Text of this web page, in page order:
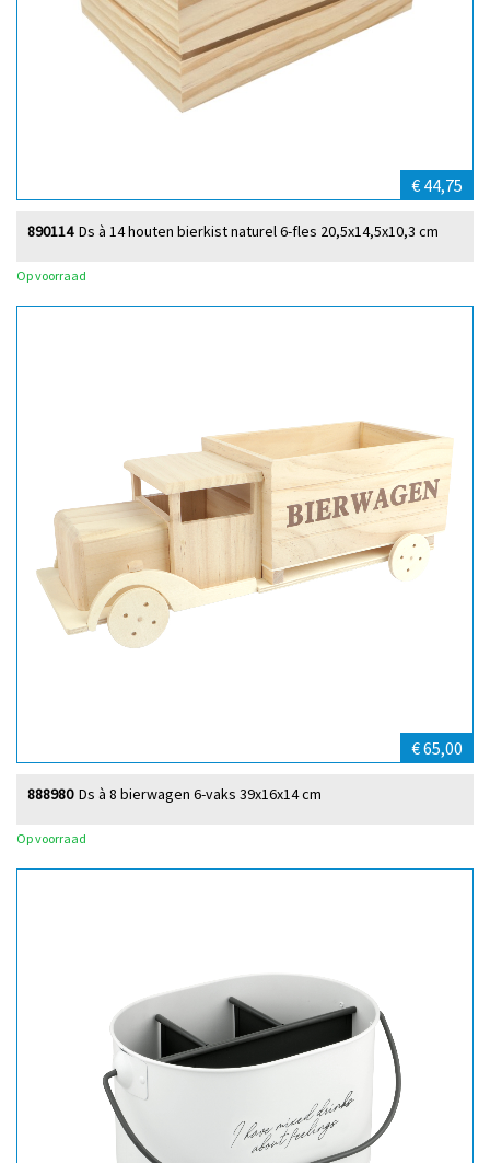
€ 44,75
Ds à 14 houten bierkist naturel 6-fles 20,5x14,5x10,3 cm
890114
Op voorraad
€ 65,00
Ds à 8 bierwagen 6-vaks 39x16x14 cm
888980
Op voorraad